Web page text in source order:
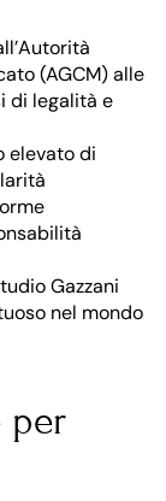
(AGCM) alle
di legalità e
elevato di
Gazzani
nel mondo
per